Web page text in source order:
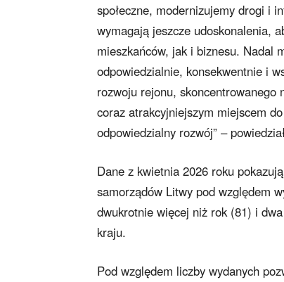
społeczne, modernizujemy drogi i
wymagają jeszcze udoskonalenia,
mieszkańców, jak i biznesu. Nadal
odpowiedzialnie, konsekwentnie i
rozwoju rejonu,
coraz atrakcyjniejszym miejscem
odpowiedzialny rozwój” –
Dane z kwietnia 2026 roku
samorządów Litwy pod względem
dwukrotnie więcej niż rok (81) i
kraju.
Pod względem liczby wydanych